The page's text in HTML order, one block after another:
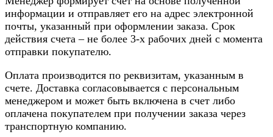
информации и отправляет его на адрес электронной
почты, указанный при оформлении заказа. Срок
действия счета – не более 3-х рабочих дней с момента
отправки покупателю.
Оплата производится по реквизитам, указанным в
счете. Доставка согласовывается с персональным
менеджером и может быть включена в счет либо
оплачена покупателем при получении заказа через
транспортную компанию.